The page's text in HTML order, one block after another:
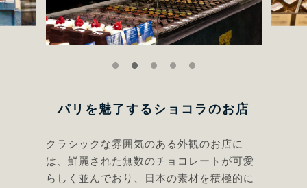
パリを魅了するショコラのお店
クラシックな雰囲気のある外観のお店に
は、鮮麗された無数のチョコレートが可愛
らしく並んでおり、日本の素材を積極的に